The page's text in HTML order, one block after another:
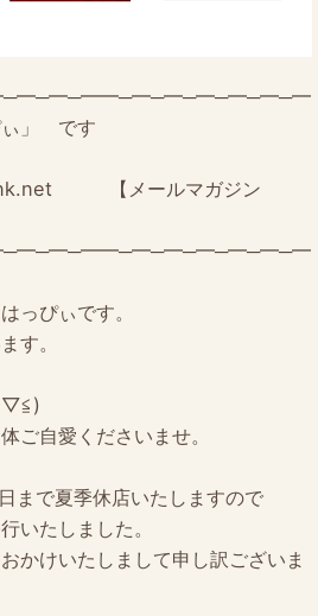
ぃ」 です
【メールマガジン
っぴぃです。
す。
ご自愛くださいませ。
まで夏季休店いたしますので
いたしました。
かけいたしまして申し訳ございま